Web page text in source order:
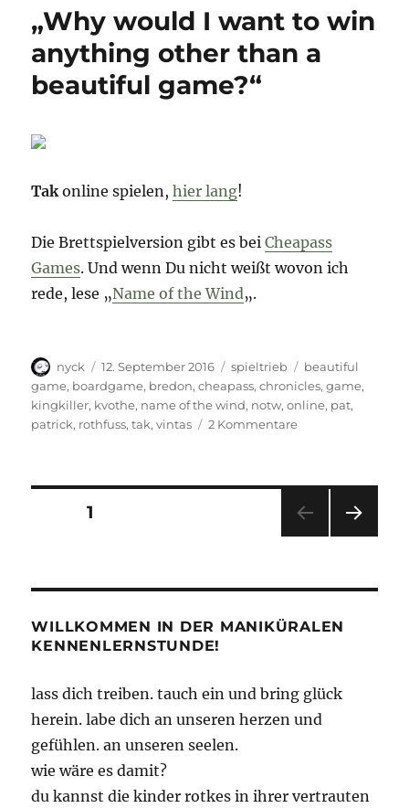
„Why would I want to win
anything other than a
beautiful game?“
Takonline spielen,hier lang!
Die Brettspielversion gibt es beiCheapass
Games. Und wenn Du nicht weißt wovon ich
rede, lese „Name of the Wind„.
Autor
nyck
Veröffentlicht
am
12. September 2016 Kategorien
spieltrieb Schlagwörter
beautiful
game, boardgame, bredon,cheapass,chronicles,game,
kingkiller, kvothe, name of the wind, notw,online, pat,
patrick, rothfuss,tak,vintas 2 Kommentarezu
to
win
than
beautiful
Seitennummerierung
Beiträge
SEITE1
E
WILLKOMMEN IN DER MANIKÜRALEN
KENNENLERNSTUNDE!
lass dich treiben. tauch ein und bring glück
herein. labe dich an unseren herzen und
gefühlen. an unseren seelen.
wie wäre es damit?
du kannst die kinder rotkes in ihrer vertrauten